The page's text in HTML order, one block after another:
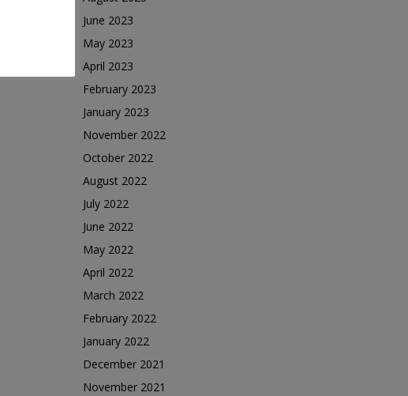
June 2023
May 2023
April 2023
February 2023
January 2023
November 2022
October 2022
August 2022
July 2022
June 2022
May 2022
April 2022
March 2022
February 2022
January 2022
December 2021
November 2021